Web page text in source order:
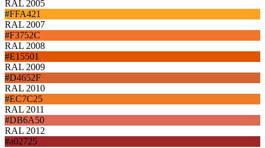
RAL 2005
#FFA421
RAL 2007
#F3752C
RAL 2008
#E15501
RAL 2009
#D4652F
RAL 2010
#EC7C25
RAL 2011
#DB6A50
RAL 2012
#a02725